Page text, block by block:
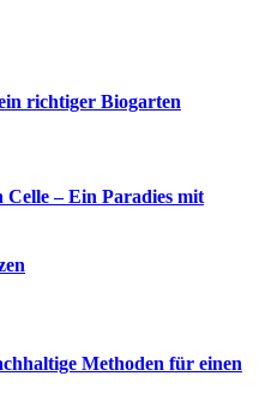
richtiger Biogarten
Celle – Ein Paradies mit
Methoden für einen